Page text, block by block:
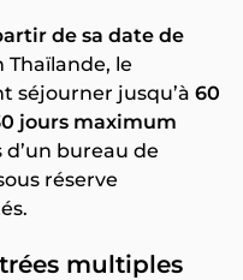
de sa date de
Thaïlande, le
séjourner jusqu’à 60
jours maximum
bureau de
réserve
multiples